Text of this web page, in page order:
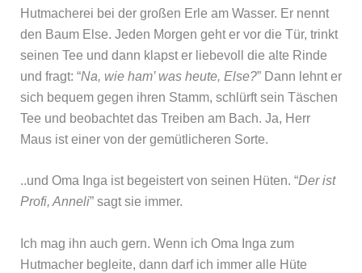
Hutmacherei bei der großen Erle am Wasser. Er nennt
den Baum Else. Jeden Morgen geht er vor die Tür, trinkt
seinen Tee und dann klapst er liebevoll die alte Rinde
und fragt: “Na, wie ham’ was heute, Else?” Dann lehnt er
sich bequem gegen ihren Stamm, schlürft sein Täschen
Tee und beobachtet das Treiben am Bach. Ja, Herr
Maus ist einer von der gemütlicheren Sorte.
..und Oma Inga ist begeistert von seinen Hüten. “Der ist
Profi, Anneli” sagt sie immer.
Ich mag ihn auch gern. Wenn ich Oma Inga zum
Hutmacher begleite, dann darf ich immer alle Hüte